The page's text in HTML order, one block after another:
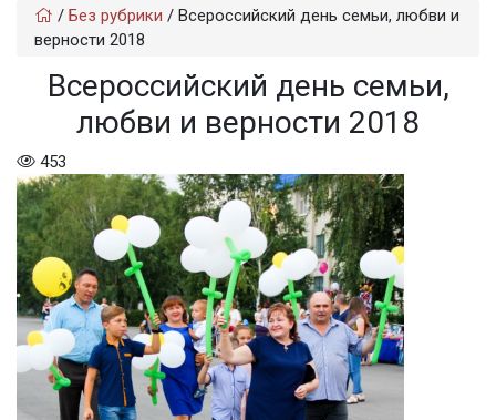
/ Без рубрики / Всероссийский день семьи, любви и
верности 2018
Всероссийский день семьи,
любви и верности 2018
453